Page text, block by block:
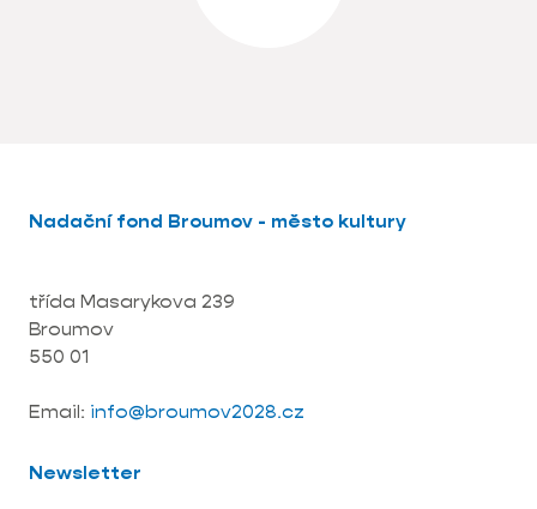
Nadační fond Broumov - město kultury
třída Masarykova 239
Broumov
550 01
Email: info@broumov2028.cz
Newsletter